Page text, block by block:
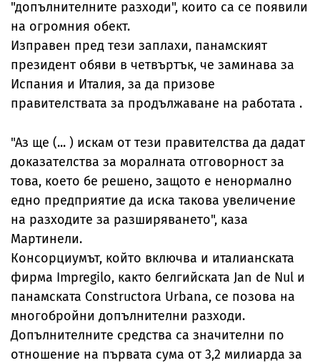
"допълнителните разходи", които са се появили
на огромния обект.
Изправен пред тези заплахи, панамският
президент обяви в четвъртък, че заминава за
Испания и Италия, за да призове
правителствата за продължаване на работата .
"Аз ще (... ) искам от тези правителства да дадат
доказателства за моралната отговорност за
това, което бе решено, защото е ненормално
едно предприятие да иска такова увеличение
на разходите за разширяването", каза
Мартинели.
Консорциумът, който включва и италианската
фирма Impregilo, както белгийската Jan de Nul и
панамската Constructora Urbana, се позова на
многобройни допълнителни разходи.
Допълнителните средства са значителни по
отношение на първата сума от 3,2 милиарда за